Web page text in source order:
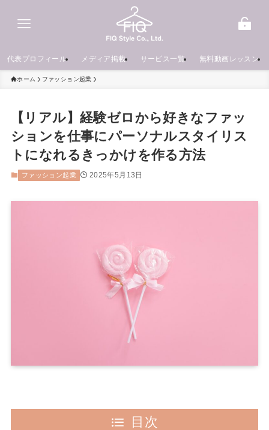
代表プロフィール メディア掲載 サービス一覧 無料動画レッスン
ホーム ファッション起業
【リアル】経験ゼロから好きなファッ
ションを仕事にパーソナルスタイリス
トになれるきっかけを作る方法
ファッション起業 2025年5月13日
目次